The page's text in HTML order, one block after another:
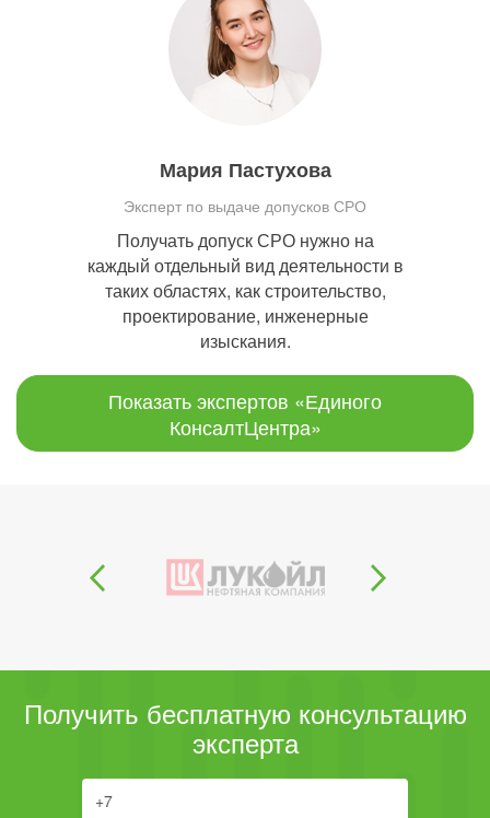
Мария Пастухова
Эксперт по выдаче допусков СРО
Получать допуск СРО нужно на
каждый отдельный вид деятельности в
таких областях, как строительство,
проектирование, инженерные
изыскания.
Показать экспертов «Единого
КонсалтЦентра»
Получить бесплатную консультацию
эксперта